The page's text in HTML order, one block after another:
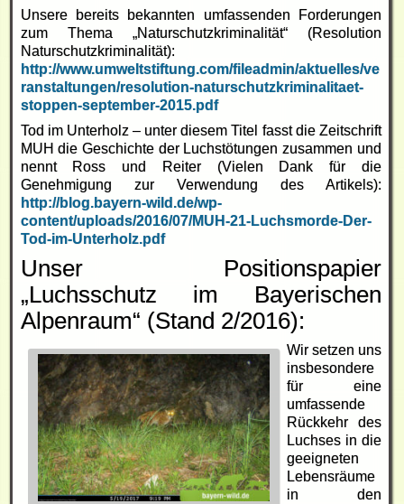
Unsere bereits bekannten umfassenden Forderungen
zum Thema „Naturschutzkriminalität“ (Resolution
Naturschutzkriminalität):
http://www.umweltstiftung.com/fileadmin/aktuelles/ve
ranstaltungen/resolution-naturschutzkriminalitaet-
stoppen-september-2015.pdf
Tod im Unterholz – unter diesem Titel fasst die Zeitschrift
MUH die Geschichte der Luchstötungen zusammen und
nennt Ross und Reiter (Vielen Dank für die
Genehmigung zur Verwendung des Artikels):
http://blog.bayern-wild.de/wp-
content/uploads/2016/07/MUH-21-Luchsmorde-Der-
Tod-im-Unterholz.pdf
Unser Positionspapier
„Luchsschutz im Bayerischen
Alpenraum“ (Stand 2/2016):
Wir setzen uns
insbesondere
für eine
umfassende
Rückkehr des
Luchses in die
geeigneten
Lebensräume
in den